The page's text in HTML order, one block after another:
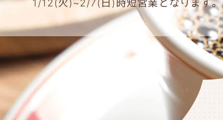
1/12(火)~2/7(日)時短営業となります。